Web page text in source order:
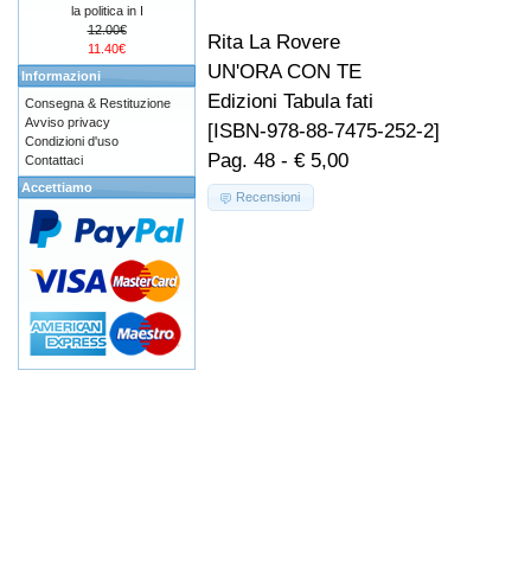
Rita La Rovere
UN'ORA CON TE
Edizioni Tabula fati
[ISBN-978-88-7475-252-2]
Pag. 48 - € 5,00
Recensioni
la politica in I
12.00€
11.40€
Informazioni
Consegna & Restituzione
Avviso privacy
Condizioni d'uso
Contattaci
Accettiamo